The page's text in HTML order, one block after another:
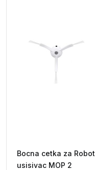
Bocna cetka za Robot
usisivac MOP 2